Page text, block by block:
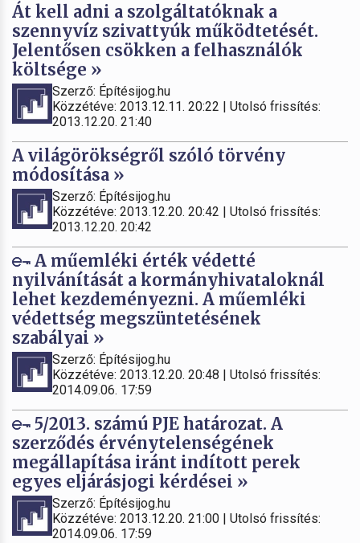
Át kell adni a szolgáltatóknak a
szennyvíz szivattyúk működtetését.
Jelentősen csökken a felhasználók
költsége »
Szerző: Építésijog.hu
Közzétéve: 2013.12.11. 20:22 | Utolsó frissítés:
2013.12.20. 21:40
A világörökségről szóló törvény
módosítása »
Szerző: Építésijog.hu
Közzétéve: 2013.12.20. 20:42 | Utolsó frissítés:
2013.12.20. 20:42
A műemléki érték védetté
nyilvánítását a kormányhivataloknál
lehet kezdeményezni. A műemléki
védettség megszüntetésének
szabályai »
Szerző: Építésijog.hu
Közzétéve: 2013.12.20. 20:48 | Utolsó frissítés:
2014.09.06. 17:59
5/2013. számú PJE határozat. A
szerződés érvénytelenségének
megállapítása iránt indított perek
egyes eljárásjogi kérdései »
Szerző: Építésijog.hu
Közzétéve: 2013.12.20. 21:00 | Utolsó frissítés:
2014.09.06. 17:59